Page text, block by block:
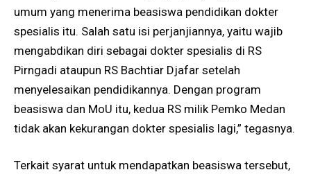
umum yang menerima beasiswa pendidikan dokter
spesialis itu. Salah satu isi perjanjiannya, yaitu wajib
mengabdikan diri sebagai dokter spesialis di RS
Pirngadi ataupun RS Bachtiar Djafar setelah
menyelesaikan pendidikannya. Dengan program
beasiswa dan MoU itu, kedua RS milik Pemko Medan
tidak akan kekurangan dokter spesialis lagi,” tegasnya.
Terkait syarat untuk mendapatkan beasiswa tersebut,